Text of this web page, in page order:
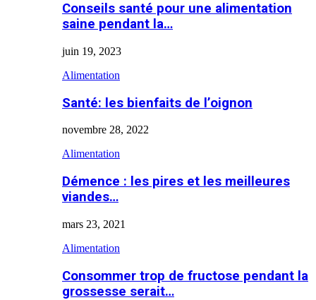
Conseils santé pour une alimentation
saine pendant la…
juin 19, 2023
Alimentation
Santé: les bienfaits de l’oignon
novembre 28, 2022
Alimentation
Démence : les pires et les meilleures
viandes…
mars 23, 2021
Alimentation
Consommer trop de fructose pendant la
grossesse serait…